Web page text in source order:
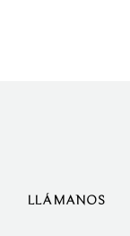
LLÁMANOS